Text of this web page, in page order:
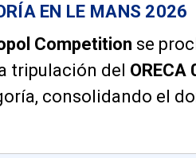
EN LE MANS 2026
Competition se
tripulación del ORECA
consolidando el